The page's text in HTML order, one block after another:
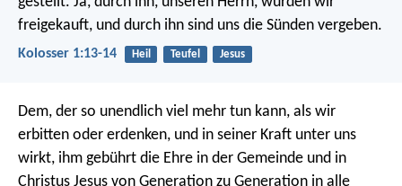
freigekauft, und durch ihn sind uns die Sünden vergeben.
Kolosser 1:13-14 Heil Teufel Jesus
Dem, der so unendlich viel mehr tun kann, als wir
erbitten oder erdenken, und in seiner Kraft unter uns
wirkt, ihm gebührt die Ehre in der Gemeinde und in
Christus Jesus von Generation zu Generation in alle